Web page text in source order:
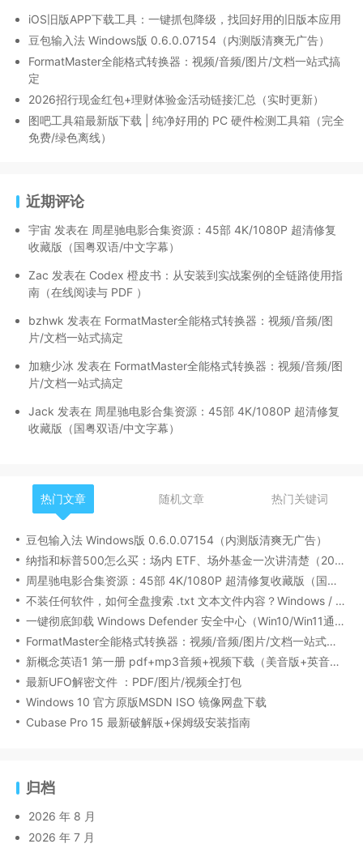
iOS旧版APP下载工具：一键抓包降级，找回好用的旧版本应用
豆包输入法 Windows版 0.6.0.07154（内测版清爽无广告）
FormatMaster全能格式转换器：视频/音频/图片/文档一站式搞
定
2026招行现金红包+理财体验金活动链接汇总（实时更新）
图吧工具箱最新版下载 | 纯净好用的 PC 硬件检测工具箱（完全
免费/绿色离线）
近期评论
宇宙 发表在 周星驰电影合集资源：45部 4K/1080P 超清修复
收藏版（国粤双语/中文字幕）
Zac 发表在 Codex 橙皮书：从安装到实战案例的全链路使用指
南（在线阅读与 PDF ）
bzhwk 发表在 FormatMaster全能格式转换器：视频/音频/图
片/文档一站式搞定
加糖少冰 发表在 FormatMaster全能格式转换器：视频/音频/图
片/文档一站式搞定
Jack 发表在 周星驰电影合集资源：45部 4K/1080P 超清修复
收藏版（国粤双语/中文字幕）
热门文章 随机文章 热门关键词
豆包输入法 Windows版 0.6.0.07154（内测版清爽无广告）
纳指和标普500怎么买：场内 ETF、场外基金一次讲清楚（2026 最新版）
周星驰电影合集资源：45部 4K/1080P 超清修复收藏版（国粤双语/中文字幕）
不装任何软件，如何全盘搜索 .txt 文本文件内容？Windows / Linux / macOS 的命令行指南
一键彻底卸载 Windows Defender 安全中心（Win10/Win11通用）
FormatMaster全能格式转换器：视频/音频/图片/文档一站式搞定
新概念英语1 第一册 pdf+mp3音频+视频下载（美音版+英音版）
最新UFO解密文件 ：PDF/图片/视频全打包
Windows 10 官方原版MSDN ISO 镜像网盘下载
Cubase Pro 15 最新破解版+保姆级安装指南
归档
2026 年 8 月
2026 年 7 月